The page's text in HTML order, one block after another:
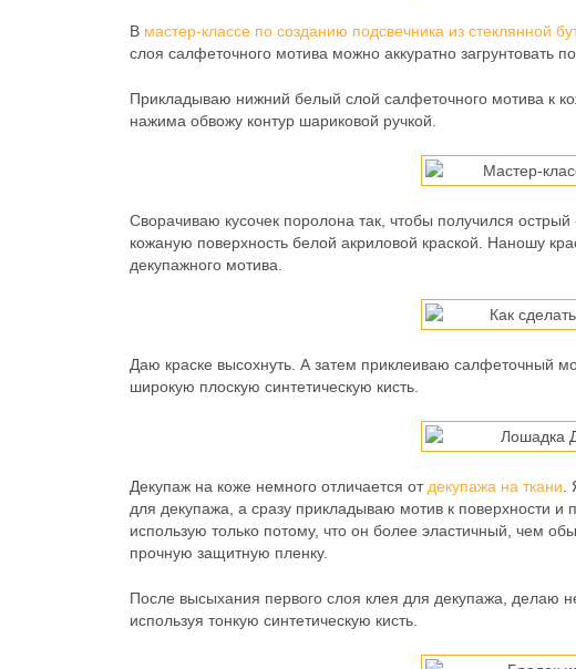
В мастер-классе по созданию подсвечника из стеклянной
слоя салфеточного мотива можно аккуратно загрунтовать
Прикладываю нижний белый слой салфеточного мотива к
нажима обвожу контур шариковой ручкой.
Сворачиваю кусочек поролона так, чтобы получился
кожаную поверхность белой акриловой краской. Наношу
декупажного мотива.
Даю краске высохнуть. А затем приклеиваю салфеточный
широкую плоскую синтетическую кисть.
Декупаж на коже немного отличается от декупажа на ткани
для декупажа, а сразу прикладываю мотив к поверхности
использую только потому, что он более эластичный, чем
прочную защитную пленку.
После высыхания первого слоя клея для декупажа, делаю
используя тонкую синтетическую кисть.